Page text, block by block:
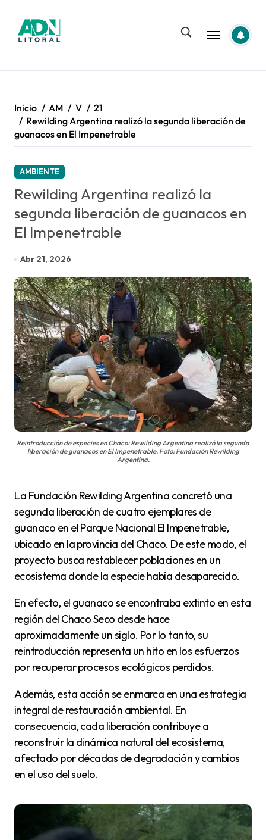
contenido
Inicio AM V
21
Rewilding Argentina realizó la segunda liberación de
guanacos en El Impenetrable
AMBIENTE
Rewilding Argentina realizó la
segunda liberación de guanacos en
El Impenetrable
Abr 21, 2026
Reintroducción de especies en Chaco: Rewilding Argentina realizó la segunda
liberación de guanacos en El Impenetrable. Foto: Fundación Rewilding
Argentina.
La Fundación Rewilding Argentina concretó una
segunda liberación de cuatro ejemplares de
guanaco en el Parque Nacional El Impenetrable,
ubicado en la provincia del Chaco. De este modo, el
proyecto busca restablecer poblaciones en un
ecosistema donde la especie había desaparecido.
En efecto, el guanaco se encontraba extinto en esta
región del Chaco Seco desde hace
aproximadamente un siglo. Por lo tanto, su
reintroducción representa un hito en los esfuerzos
por recuperar procesos ecológicos perdidos.
Además, esta acción se enmarca en una estrategia
integral de restauración ambiental. En
consecuencia, cada liberación contribuye a
reconstruir la dinámica natural del ecosistema,
afectado por décadas de degradación y cambios
en el uso del suelo.